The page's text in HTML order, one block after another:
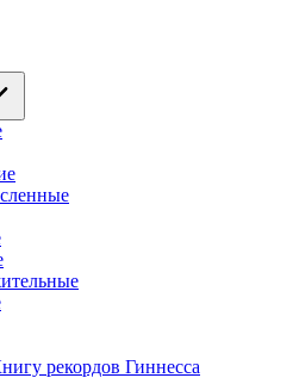
рекордов Гиннесса